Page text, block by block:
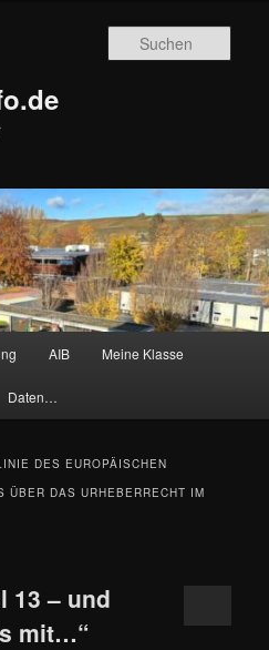
AIB Meine Klasse
Daten…
DES EUROPÄISCHEN
ÜBER DAS URHEBERRECHT IM
13 – und
mit…“